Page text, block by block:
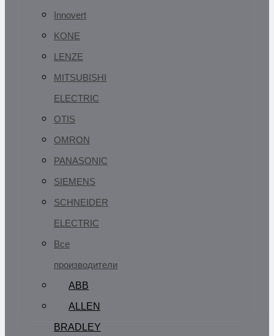
Innovert
KONE
LENZE
MITSUBISHI
ELECTRIC
OTIS
OMRON
PANASONIC
SIEMENS
SCHNEIDER
ELECTRIC
Все
производители
ABB
ALLEN
BRADLEY